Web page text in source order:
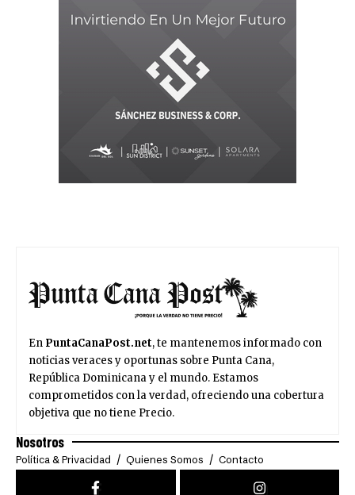
En PuntaCanaPost.net, te mantenemos informado con
noticias veraces y oportunas sobre Punta Cana,
República Dominicana y el mundo. Estamos
comprometidos con la verdad, ofreciendo una cobertura
objetiva que no tiene Precio.
Nosotros
Política & Privacidad Quienes Somos Contacto